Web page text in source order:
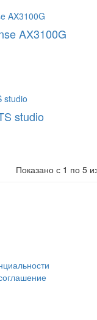
AX3100G
studio
Показано с 1 по 5